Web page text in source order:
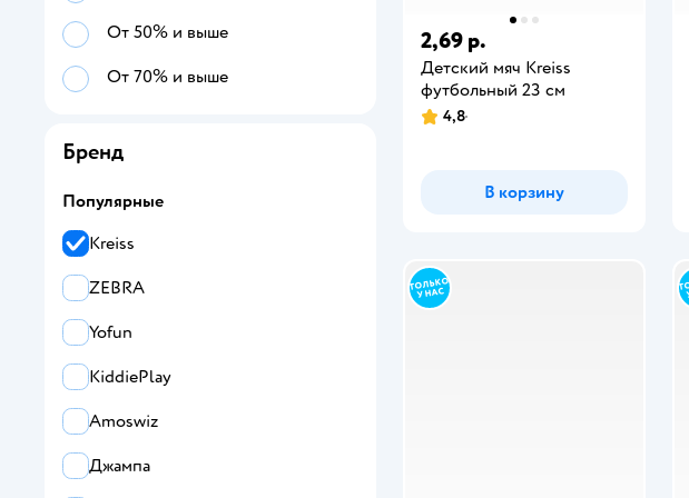
2,69 р.
Детский мяч Kreiss
футбольный 23 см
4,8
В корзину
От 50% и выше
От 70% и выше
Бренд
Популярные
Kreiss
ZEBRA
Yofun
KiddiePlay
Amoswiz
Джампа